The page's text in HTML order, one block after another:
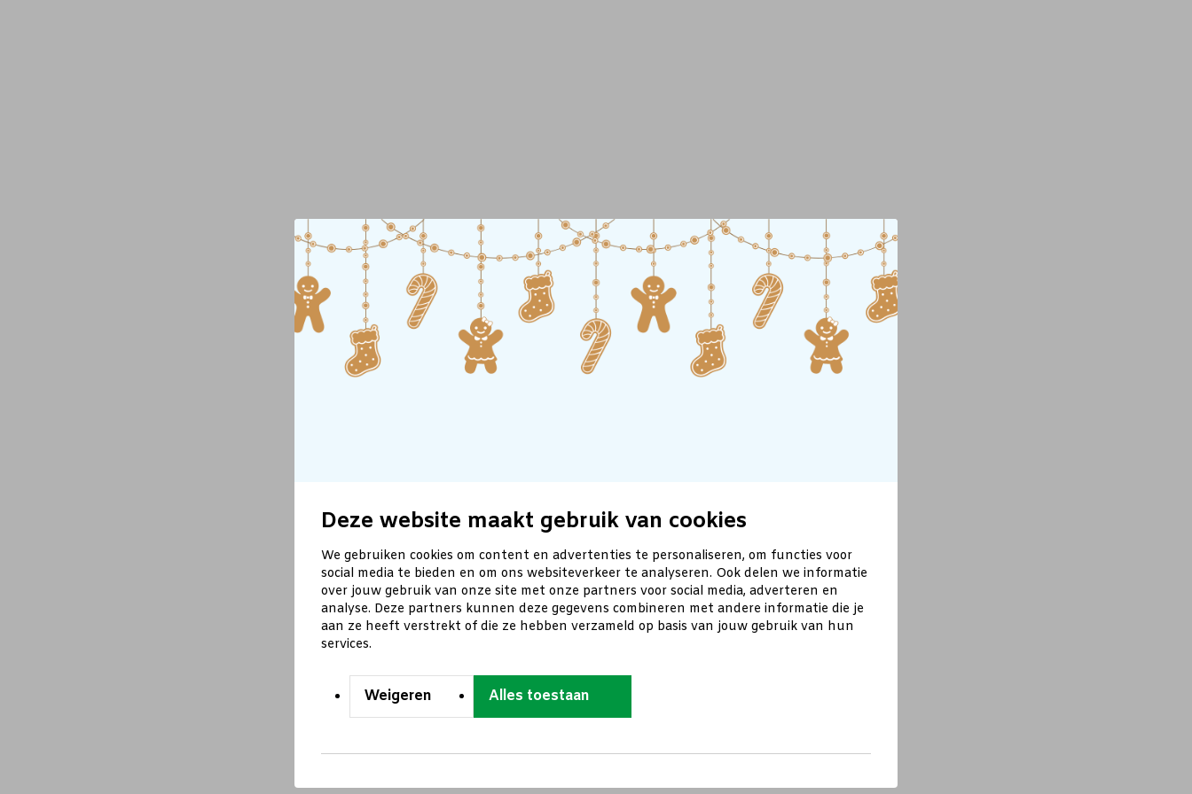
Deze website maakt gebruik van cookies
We gebruiken cookies om content en advertenties te personaliseren, om functies voor
social media te bieden en om ons websiteverkeer te analyseren. Ook delen we informatie
over jouw gebruik van onze site met onze partners voor social media, adverteren en
analyse. Deze partners kunnen deze gegevens combineren met andere informatie die je
aan ze heeft verstrekt of die ze hebben verzameld op basis van jouw gebruik van hun
services.
Weigeren Alles toestaan